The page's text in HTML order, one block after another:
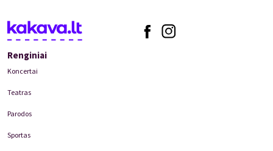
Renginiai
Koncertai
Teatras
Parodos
Sportas